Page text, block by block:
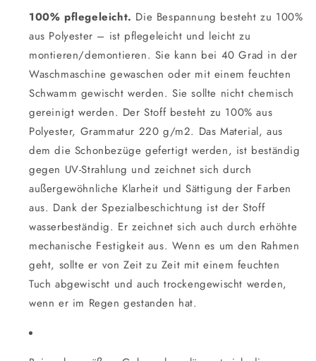
100% pflegeleicht. Die Bespannung besteht zu 100%
aus Polyester – ist pflegeleicht und leicht zu
montieren/demontieren. Sie kann bei 40 Grad in der
Waschmaschine gewaschen oder mit einem feuchten
Schwamm gewischt werden. Sie sollte nicht chemisch
gereinigt werden. Der Stoff besteht zu 100% aus
Polyester, Grammatur 220 g/m2. Das Material, aus
dem die Schonbezüge gefertigt werden, ist beständig
gegen UV-Strahlung und zeichnet sich durch
außergewöhnliche Klarheit und Sättigung der Farben
aus. Dank der Spezialbeschichtung ist der Stoff
wasserbeständig. Er zeichnet sich auch durch erhöhte
mechanische Festigkeit aus. Wenn es um den Rahmen
geht, sollte er von Zeit zu Zeit mit einem feuchten
Tuch abgewischt und auch trockengewischt werden,
wenn er im Regen gestanden hat.